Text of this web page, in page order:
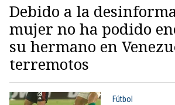
Debido a la
mujer no ha podido
su hermano en
terremotos
Fútbol